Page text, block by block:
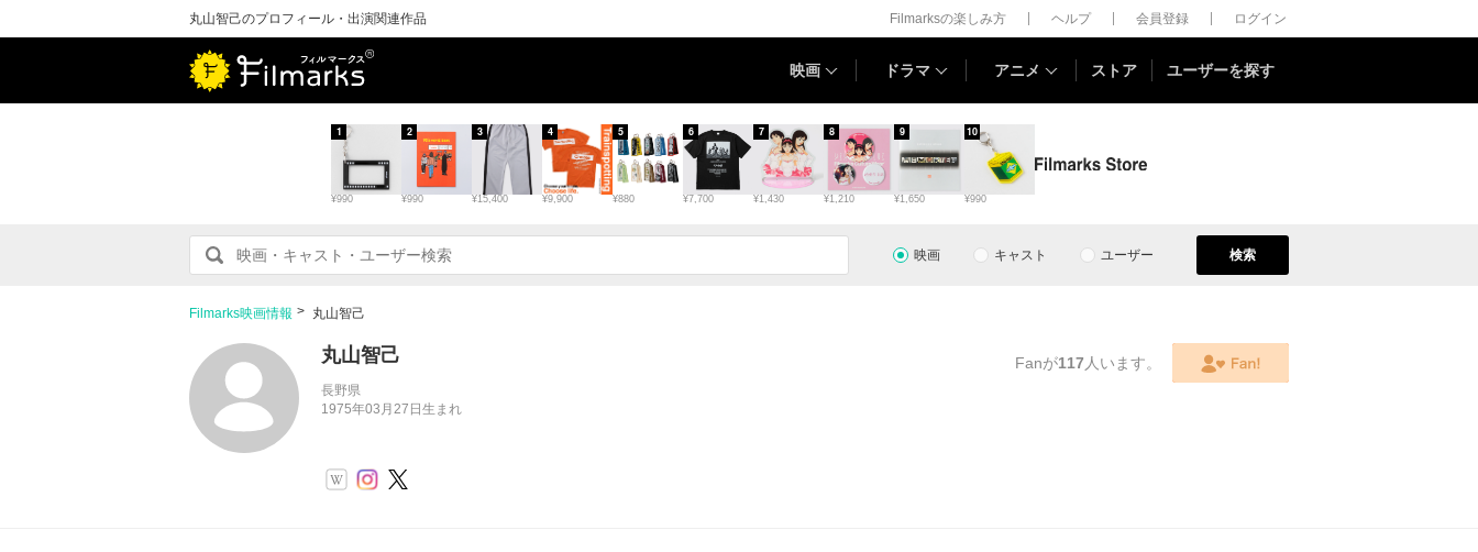
丸山智己のプロフィール・出演関連作品 Filmarksの楽しみ方 ヘルプ 会員登録 ログイン
映画 ドラマ アニメ ストア ユーザーを探す
¥990
1
¥990
2
¥15,400
3
¥9,900
4
¥880
5
¥7,700
6
¥1,430
7
¥1,210
8
¥1,650
9
¥990
10
映画 キャスト ユーザー 検索
Filmarks映画情報 丸山智己
丸山智己
長野県
1975年03月27日生まれ
Fanが117 人います。